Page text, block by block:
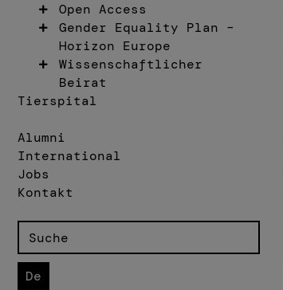
Open Access
Gender Equality Plan –
Horizon Europe
Wissenschaftlicher
Beirat
Tierspital
Alumni
International
Jobs
Kontakt
De